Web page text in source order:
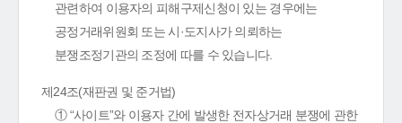
관련하여 이용자의 피해구제신청이 있는 경우에는
공정거래위원회 또는 시·도지사가 의뢰하는
분쟁조정기관의 조정에 따를 수 있습니다.
제24조(재판권 및 준거법)
① “사이트”와 이용자 간에 발생한 전자상거래 분쟁에 관한